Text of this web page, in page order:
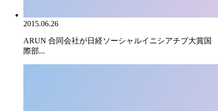
2015.06.26
ARUN 合同会社が日経ソーシャルイニシアチブ大賞国
際部...